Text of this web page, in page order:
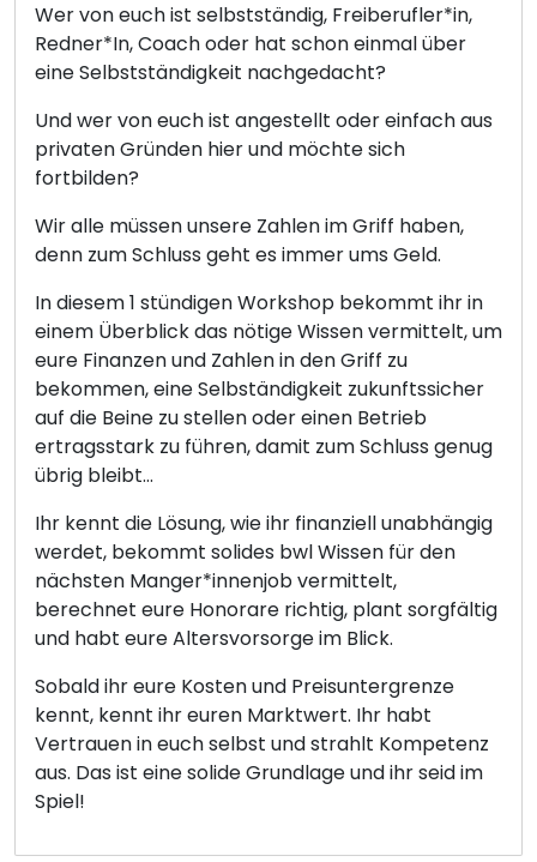
Wer von euch ist selbstständig, Freiberufler*in,
Redner*In, Coach oder hat schon einmal über
eine Selbstständigkeit nachgedacht?
Und wer von euch ist angestellt oder einfach aus
privaten Gründen hier und möchte sich
fortbilden?
Wir alle müssen unsere Zahlen im Griff haben,
denn zum Schluss geht es immer ums Geld.
In diesem 1 stündigen Workshop bekommt ihr in
einem Überblick das nötige Wissen vermittelt, um
eure Finanzen und Zahlen in den Griff zu
bekommen, eine Selbständigkeit zukunftssicher
auf die Beine zu stellen oder einen Betrieb
ertragsstark zu führen, damit zum Schluss genug
übrig bleibt...
Ihr kennt die Lösung, wie ihr finanziell unabhängig
werdet, bekommt solides bwl Wissen für den
nächsten Manger*innenjob vermittelt,
berechnet eure Honorare richtig, plant sorgfältig
und habt eure Altersvorsorge im Blick.
Sobald ihr eure Kosten und Preisuntergrenze
kennt, kennt ihr euren Marktwert. Ihr habt
Vertrauen in euch selbst und strahlt Kompetenz
aus. Das ist eine solide Grundlage und ihr seid im
Spiel!